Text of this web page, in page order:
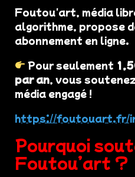
Foutou'art, média
algorithme, propose
abonnement en ligne.
Pour seulement
par an, vous
média engagé !
https://foutouart.fr/
Pourquoi
Foutou’art ?